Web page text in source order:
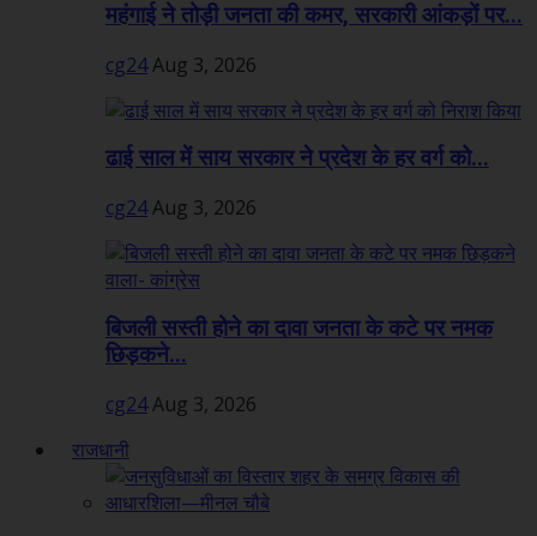
महंगाई ने तोड़ी जनता की कमर, सरकारी आंकड़ों पर...
cg24Aug 3, 2026
ढाई साल में साय सरकार ने प्रदेश के हर वर्ग को...
cg24Aug 3, 2026
बिजली सस्ती होने का दावा जनता के कटे पर नमक
छिड़कने...
cg24Aug 3, 2026
राजधानी